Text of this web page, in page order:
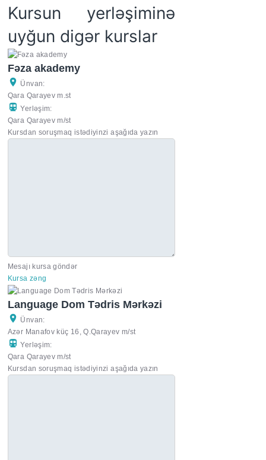
Kursun yerləşiminə
uyğun digər kurslar
Fəza akademy
Ünvan:
Qara Qarayev m.st
Yerləşim:
Qara Qarayev m/st
Kursdan soruşmaq istədiyinzi aşağıda yazın
Mesajı kursa göndər
Kursa zəng
Language Dom Tədris Mərkəzi
Ünvan:
Azər Manafov küç 16, Q.Qarayev m/st
Yerləşim:
Qara Qarayev m/st
Kursdan soruşmaq istədiyinzi aşağıda yazın